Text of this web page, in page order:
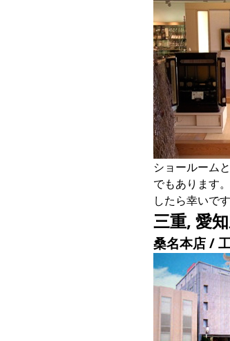
ショールーム
でもあります
したら幸いです
三重, 愛
桑名本店 /